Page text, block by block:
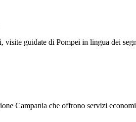
visite guidate di Pompei in lingua dei
Campania che offrono servizi